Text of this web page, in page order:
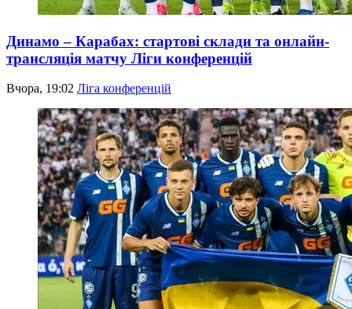
Динамо – Карабах: стартові склади та онлайн-
трансляція матчу Ліги конференцій
Вчора, 19:02 Ліга конференцій